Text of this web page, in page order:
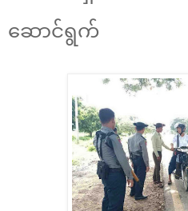
ဆောင်ရွက်